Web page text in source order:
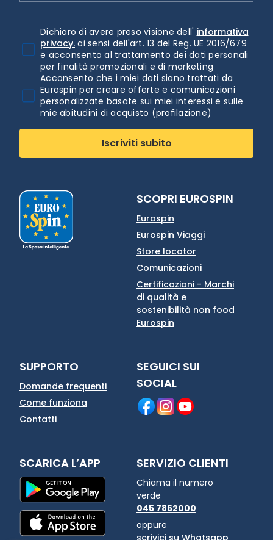
Dichiaro di avere preso visione dell' informativa
privacy. ai sensi dell'art. 13 del Reg. UE 2016/679
e acconsento al trattamento dei dati personali
per finalità promozionali e di marketing
Acconsento che i miei dati siano trattati da
Eurospin per creare offerte e comunicazioni
personalizzate basate sui miei interessi e sulle
mie abitudini di acquisto (profilazione)
Iscriviti subito
SCOPRI EUROSPIN
Eurospin
Eurospin Viaggi
Store locator
Comunicazioni
Certificazioni - Marchi
di qualità e
sostenibilità non food
Eurospin
SUPPORTO
Domande frequenti
Come funziona
Contatti
SEGUICI SUI
SOCIAL
SCARICA L’APP SERVIZIO CLIENTI
Chiama il numero
verde
045 7862000
oppure
scrivici su Whatsapp